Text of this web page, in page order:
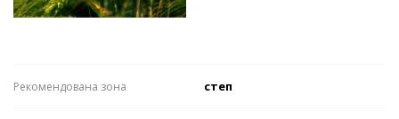
Рекомендована зона степ